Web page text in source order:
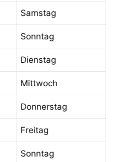
Samstag
Sonntag
Dienstag
Mittwoch
Donnerstag
Freitag
Sonntag